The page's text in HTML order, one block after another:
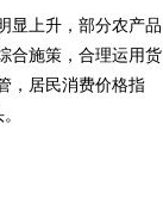
上升，部分农产品
合施策，合理运用货
，居民消费价格指